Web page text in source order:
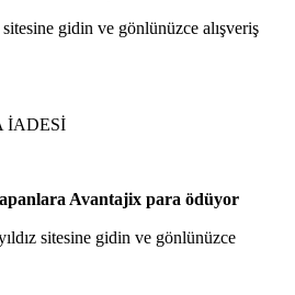
gidin ve gönlünüzce alışveriş
İADESİ
Avantajix para ödüyor
sitesine gidin ve gönlünüzce